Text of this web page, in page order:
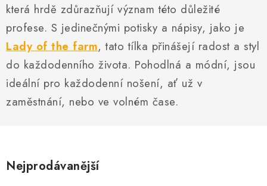
TRIČKA
OKAMŽITĚ K ODBĚRU
B2B
VÁNOCE
která hrdě zdůrazňují význam této důležité
profese. S jedinečnými potisky a nápisy, jako je
Lady of the farm, tato tílka přinášejí radost a styl
do každodenního života. Pohodlná a módní, jsou
ideální pro každodenní nošení, ať už v
zaměstnání, nebo ve volném čase.
Nejprodávanější